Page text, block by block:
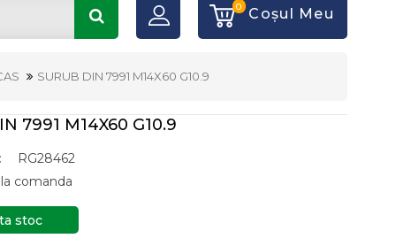
0 Coşul Meu
SURUB DIN 7991 M14X60 G10.9
7991 M14X60 G10.9
RG28462
comanda
stoc